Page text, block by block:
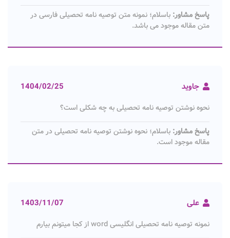
پاسخ مشاور: باسلام؛ نمونه متن توصیه نامه تحصیلی فارسی در
متن مقاله موجود می باشد.
جاوید 1404/02/25
نحوه نوشتن توصیه نامه تحصیلی به چه شکلی است؟
پاسخ مشاور: باسلام؛ نحوه نوشتن توصیه نامه تحصیلی در متن
مقاله موجود است.
علی 1403/11/07
نمونه توصیه نامه تحصیلی انگلیسی word از کجا میتونم بیارم